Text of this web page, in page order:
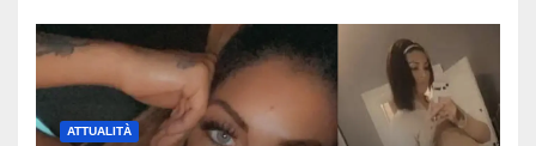
ATTUALITÀ